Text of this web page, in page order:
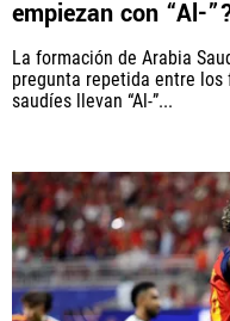
empiezan con “Al-
La formación de Arabia
pregunta repetida entre
saudíes llevan “Al-”...